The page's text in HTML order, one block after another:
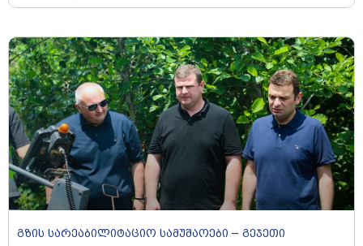
გზის სარეაბილიტაციო სამუშაოები – გეჯეთი